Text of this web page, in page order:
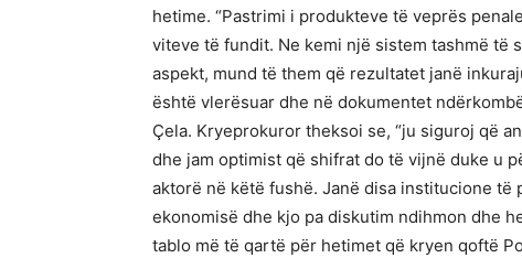
hetime. “Pastrimi i produkteve të veprës
viteve të fundit. Ne kemi një sistem tashmë të
aspekt, mund të them që rezultatet janë
është vlerësuar dhe në dokumentet
Çela. Kryeprokuror theksoi se, “ju siguroj që
dhe jam optimist që shifrat do të vijnë duke u
aktorë në këtë fushë. Janë disa institucione
ekonomisë dhe kjo pa diskutim ndihmon dhe
tablo më të qartë për hetimet që kryen qoftë